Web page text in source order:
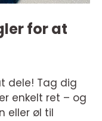
for at
dele! Tag dig
enkelt ret – og
eller øl til